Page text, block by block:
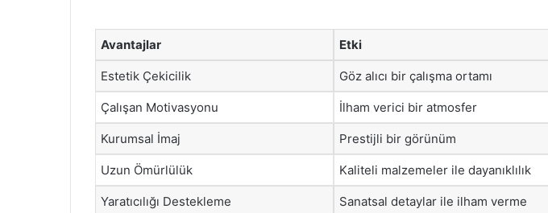
Avantajlar Etki
Estetik Çekicilik Göz alıcı bir çalışma ortamı
Çalışan Motivasyonu İlham verici bir atmosfer
Kurumsal İmaj Prestijli bir görünüm
Uzun Ömürlülük Kaliteli malzemeler ile dayanıklılık
Yaratıcılığı Destekleme Sanatsal detaylar ile ilham verme